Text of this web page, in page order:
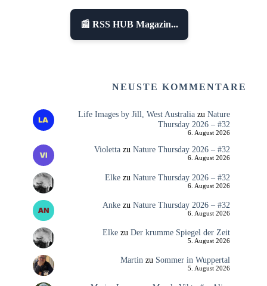
📰 RSS HUB Magazin...
NEUSTE KOMMENTARE
Life Images by Jill, West Australiazu Nature
Thursday 2026 – #32
6. August 2026
Violettazu Nature Thursday 2026 – #32
6. August 2026
Elkezu Nature Thursday 2026 – #32
6. August 2026
Ankezu Nature Thursday 2026 – #32
6. August 2026
Elkezu Der krumme Spiegel der Zeit
5. August 2026
Martin zu Sommer in Wuppertal
5. August 2026